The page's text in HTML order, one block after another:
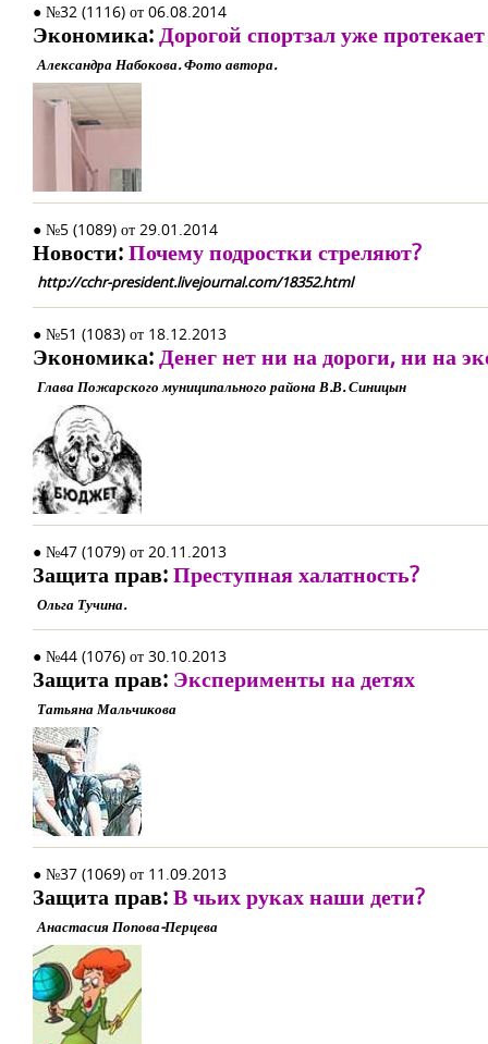
● №32 (1116) от 06.08.2014
Экономика:Дорогой спортзал уже протекает
Александра Набокова. Фото автора.
● №5 (1089) от 29.01.2014
Новости:Почему подростки стреляют?
http://cchr-president.livejournal.com/18352.html
● №51 (1083) от 18.12.2013
Экономика:Денег нет ни на дороги, ни на
Глава Пожарского муниципального района В.В. Синицын
● №47 (1079) от 20.11.2013
Защита прав:Преступная халатность?
Ольга Тучина.
● №44 (1076) от 30.10.2013
Защита прав: Эксперименты на детях
Татьяна Мальчикова
● №37 (1069) от 11.09.2013
Защита прав:В чьих руках наши дети?
Анастасия Попова-Перцева